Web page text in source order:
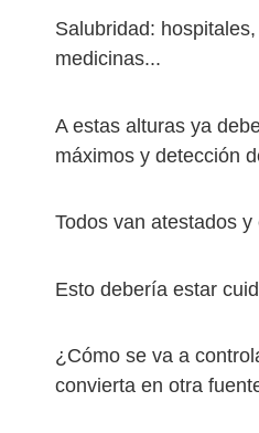
Salubridad:
medicinas...
A estas alturas ya
máximos y detección
Todos van atestados
Esto debería estar
¿Cómo se va a
convierta en otra